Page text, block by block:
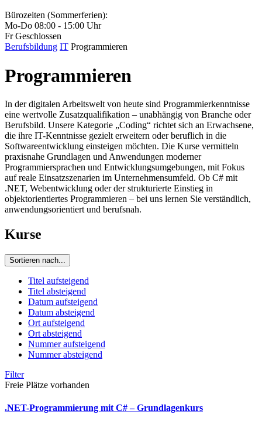
Bürozeiten (Sommerferien):
Mo-Do 08:00 - 15:00 Uhr
Fr Geschlossen
Berufsbildung IT Programmieren
Programmieren
In der digitalen Arbeitswelt von heute sind Programmierkenntnisse
eine wertvolle Zusatzqualifikation – unabhängig von Branche oder
Berufsbild. Unsere Kategorie „Coding“ richtet sich an Erwachsene,
die ihre IT-Kenntnisse gezielt erweitern oder beruflich in die
Softwareentwicklung einsteigen möchten. Die Kurse vermitteln
praxisnahe Grundlagen und Anwendungen moderner
Programmiersprachen und Entwicklungsumgebungen, mit Fokus
auf reale Einsatzszenarien im Unternehmensumfeld. Ob C# mit
.NET, Webentwicklung oder der strukturierte Einstieg in
objektorientiertes Programmieren – bei uns lernen Sie verständlich,
anwendungsorientiert und berufsnah.
Kurse
Sortieren nach...
Titel aufsteigend
Titel absteigend
Datum aufsteigend
Datum absteigend
Ort aufsteigend
Ort absteigend
Nummer aufsteigend
Nummer absteigend
Filter
Freie Plätze vorhanden
.NET-Programmierung mit C# – Grundlagenkurs